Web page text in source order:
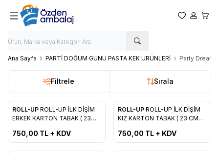
Favorilerim
Hesabım
Ana Sayfa PARTİ DOĞUM GÜNÜ PASTA KEK ÜRÜNLERİ Party
Filtrele Sırala
Favorilere Ekle
ROLL-UP ROLL-UP İLK DİŞİM
ERKEK KARTON TABAK ( 23
750,00 TL + KDV
Favorilere Ekle
ROLL-UP ROLL-UP İLK DİŞİM
KIZ KARTON TABAK ( 23 CM
750,00 TL + KDV